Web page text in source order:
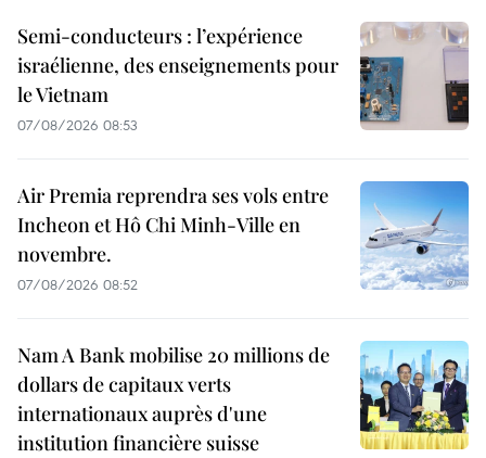
Semi-conducteurs : l’expérience
israélienne, des enseignements pour
le Vietnam
07/08/2026 08:53
Air Premia reprendra ses vols entre
Incheon et Hô Chi Minh-Ville en
novembre.
07/08/2026 08:52
Nam A Bank mobilise 20 millions de
dollars de capitaux verts
internationaux auprès d'une
institution financière suisse